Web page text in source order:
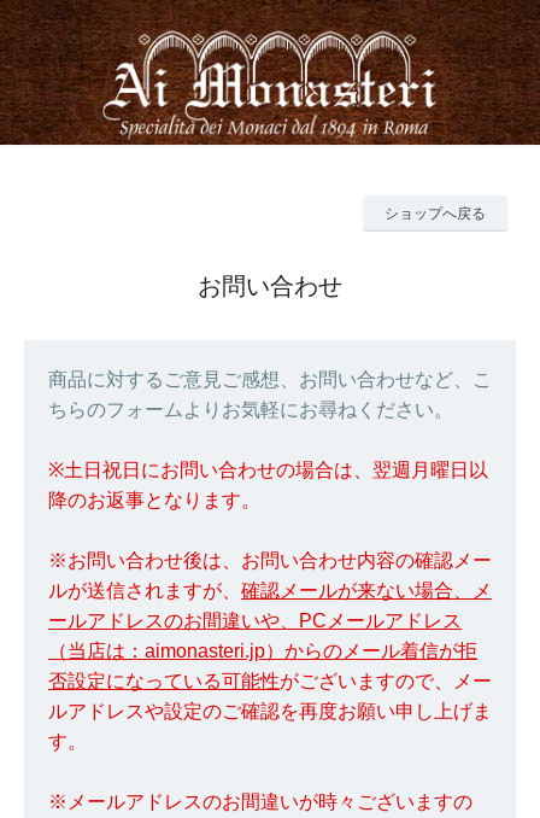
ショップへ戻る
お問い合わせ
商品に対するご意見ご感想、お問い合わせなど、こ
ちらのフォームよりお気軽にお尋ねください。
※土日祝日にお問い合わせの場合は、翌週月曜日以
降のお返事となります。
※お問い合わせ後は、お問い合わせ内容の確認メー
ルが送信されますが、 確認メールが来ない場合、メ
ールアドレスのお間違いや、PCメールアドレス
（当店は：aimonasteri.jp）からのメール着信が拒
否設定になっている可能性がございますので、メー
ルアドレスや設定のご確認を再度お願い申し上げま
す。
※メールアドレスのお間違いが時々ございますの